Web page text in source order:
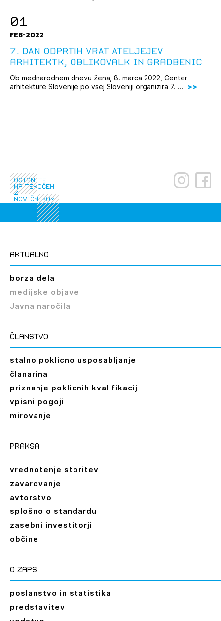
01
FEB-2022
7. DAN ODPRTIH VRAT ATELJEJEV
arhitektk, oblikovalk in gradbenic
Ob mednarodnem dnevu žena, 8. marca 2022, Center
arhitekture Slovenije po vsej Sloveniji organizira 7. ...
ostanite
na tekočem
z
novičnikom
aktualno
borza dela
medijske objave
Javna naročila
članstvo
stalno poklicno usposabljanje
članarina
priznanje poklicnih kvalifikacij
vpisni pogoji
mirovanje
praksa
vrednotenje storitev
zavarovanje
avtorstvo
splošno o standardu
zasebni investitorji
občine
O zaps
poslanstvo in statistika
predstavitev